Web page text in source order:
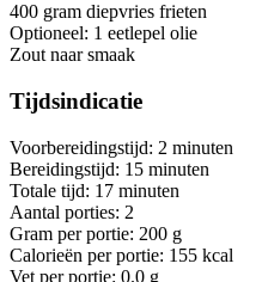
400 gram diepvries frieten
Optioneel: 1 eetlepel olie
Zout naar smaak
Tijdsindicatie
Voorbereidingstijd: 2 minuten
Bereidingstijd: 15 minuten
Totale tijd: 17 minuten
Aantal porties: 2
Gram per portie: 200 g
Calorieën per portie: 155 kcal
Vet per portie: 0.0 g